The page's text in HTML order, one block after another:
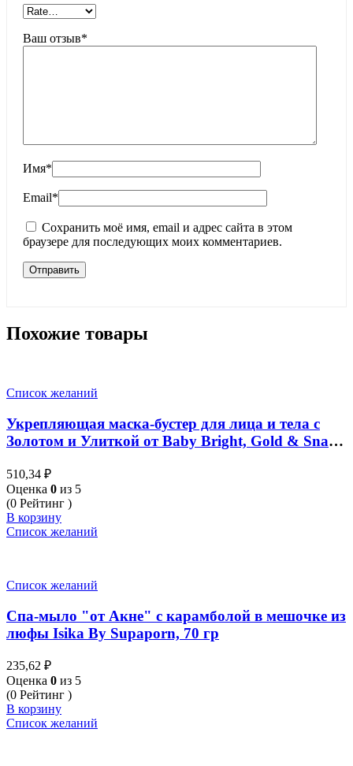
Ваш отзыв*
Имя*
Email*
Сохранить моё имя, email и адрес сайта в этом
браузере для последующих моих комментариев.
Похожие товары
Список желаний
Укрепляющая маска-бустер для лица и тела с
Золотом и Улиткой от Baby Bright, Gold & Snail
510,34 ₽
Оценка 0 из 5
(0 Рейтинг )
В корзину
Список желаний
Список желаний
Спа-мыло "от Акне" с карамболой в мешочке из
люфы Isika By Supaporn, 70 гр
235,62 ₽
Оценка 0 из 5
(0 Рейтинг )
В корзину
Список желаний